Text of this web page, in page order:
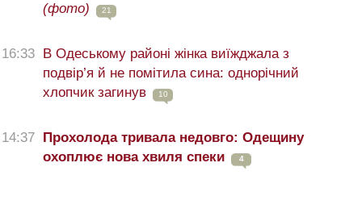
(фото)
21
16:33 В Одеському районі жінка виїжджала з
подвір’я й не помітила сина: однорічний
хлопчик загинув
10
14:37 Прохолода тривала недовго: Одещину
охоплює нова хвиля спеки
4